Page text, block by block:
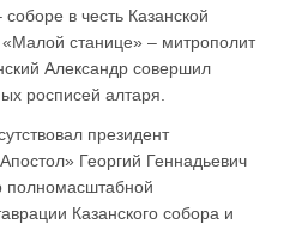
в честь Казанской
станице» – митрополит
Александр совершил
росписей алтаря.
президент
Георгий Геннадьевич
полномасштабной
Казанского собора и